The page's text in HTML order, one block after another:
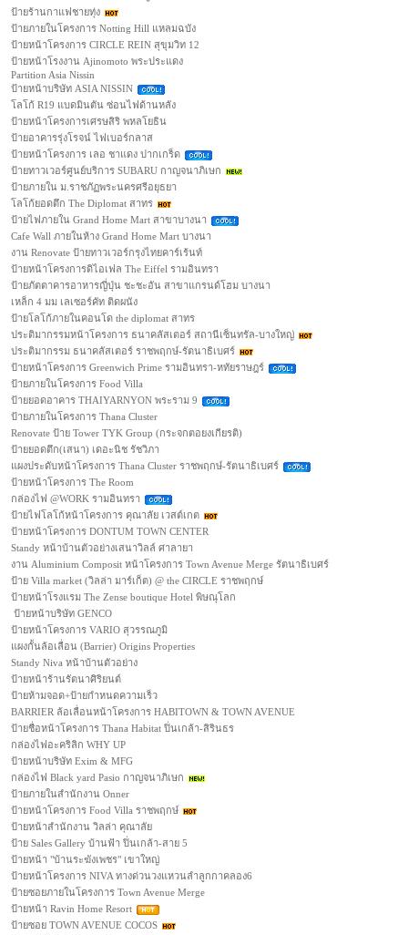
ป้ายร้านกาแฟชายทุ่ง
ป้ายภายในโครงการ Notting Hill แหลมฉบัง
ป้ายหน้าโครงการ CIRCLE REIN สุขุมวิท 12
ป้ายหน้าโรงงาน Ajinomoto พระประแดง
Partition Asia Nissin
ป้ายหน้าบริษัท ASIA NISSIN
โลโก้ R19 แบดมินตัน ซ่อนไฟด้านหลัง
ป้ายหน้าโครงการเศรษสิริ พหลโยธิน
ป้ายอาคารรุ่งโรจน์ ไฟเบอร์กลาส
ป้ายหน้าโครงการ เลอ ชาแดง ปากเกร็ด
ป้ายทาวเวอร์ศูนย์บริการ SUBARU กาญจนาภิเษก
ป้ายภายใน ม.ราชภัฏพระนครศรีอยุธยา
โลโก้ยอดตึก The Diplomat สาทร
ป้ายไฟภายใน Grand Home Mart สาขาบางนา
Cafe Wall ภายในห้าง Grand Home Mart บางนา
งาน Renovate ป้ายทาวเวอร์กรุงไทยคาร์เร้นท์
ป้ายหน้าโครงการดิไอเฟล The Eiffel รามอินทรา
ป้ายภัตตาคารอาหารญี่ปุ่น ชะชะอัน สาขาแกรนด์โฮม บางนา
เหล็ก 4 มม เลเซอร์คัท ติดผนัง
ป้ายโลโก้ภายในคอนโด the diplomat สาทร
ประติมากรรมหน้าโครงการ ธนาคลัสเตอร์ สถานีเซ็นทรัล-บางใหญ่
ประติมากรรม ธนาคลัสเตอร์ ราชพฤกษ์-รัตนาธิเบศร์
ป้ายหน้าโครงการ Greenwich Prime รามอินทรา-หทัยราษฎร์
ป้ายภายในโครงการ Food Villa
ป้ายยอดอาคาร THAIYARNYON พระราม 9
ป้ายภายในโครงการ Thana Cluster
Renovate ป้าย Tower TYK Group (กระจกตอยงเกียรติ)
ป้ายยอดตึก(เสนา) เดอะนิช รัชวิภา
แผงประดับหน้าโครงการ Thana Cluster ราชพฤกษ์-รัตนาธิเบศร์
ป้ายหน้าโครงการ The Room
กล่องไฟ @WORK รามอินทรา
ป้ายไฟโลโก้หน้าโครงการ คุณาลัย เวสต์เกต
ป้ายหน้าโครงการ DONTUM TOWN CENTER
Standy หน้าบ้านตัวอย่างเสนาวิลล์ ศาลายา
งาน Aluminium Composit หน้าโครงการ Town Avenue Merge รัตนาธิเบศร์
ป้าย Villa market (วิลล่า มาร์เก็ต) @ the CIRCLE ราชพฤกษ์
ป้ายหน้าโรงแรม The Zense boutique Hotel พิษณุโลก
ป้ายหน้าบริษัท GENCO
ป้ายหน้าโครงการ VARIO สุวรรณภูมิ
แผงกั้นล้อเลื่อน (Barrier) Origins Properties
Standy Niva หน้าบ้านตัวอย่าง
ป้ายหน้าร้านรัตนาศิริยนต์
ป้ายห้ามจอด+ป้ายกำหนดความเร็ว
BARRIER ล้อเลื่อนหน้าโครงการ HABITOWN & TOWN AVENUE
ป้ายชื่อหน้าโครงการ Thana Habitat ปิ่นเกล้า-สิรินธร
กล่องไฟอะคริลิก WHY UP
ป้ายหน้าบริษัท Exim & MFG
กล่องไฟ Black yard Pasio กาญจนาภิเษก
ป้ายภายในสำนักงาน Onner
ป้ายหน้าโครงการ Food Villa ราชพฤกษ์
ป้ายหน้าสำนักงาน วิลล่า คุณาลัย
ป้าย Sales Gallery บ้านฟ้า ปิ่นเกล้า-สาย 5
ป้ายหน้า "บ้านระฆังเพชร" เขาใหญ่
ป้ายหน้าโครงการ NIVA ทางด่วนวงแหวนลำลูกกาคลอง6
ป้ายซอยภายในโครงการ Town Avenue Merge
ป้ายหน้า Ravin Home Resort
ป้ายซอย TOWN AVENUE COCOS